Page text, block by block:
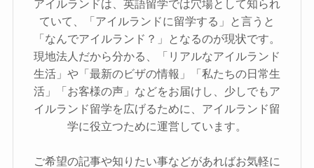
アイルランドは、英語留学では穴場として知られ
ていて、「アイルランドに留学する」と言うと
「なんでアイルランド？」となるのが現状です。
現地法人だから分かる、「リアルなアイルランド
生活」や「最新のビザの情報」「私たちの日常生
活」「お客様の声」などをお届けし、少しでもア
イルランド留学を広げるために、アイルランド留
学に役立つために運営しています。
ご希望の記事や知りたい事などがあればお気軽に